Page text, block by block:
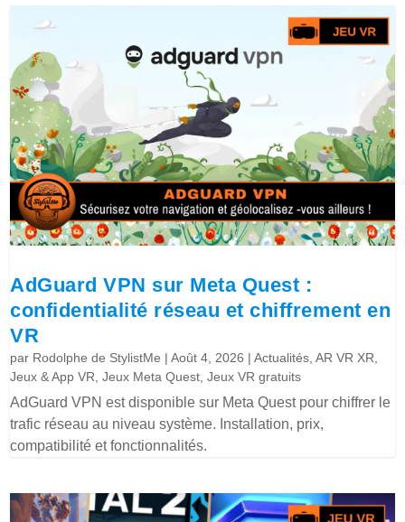
AdGuard VPN sur Meta Quest :
confidentialité réseau et chiffrement en
VR
par Rodolphe de StylistMe |Août 4, 2026 |Actualités ,AR VR XR
Jeux & App VR ,Jeux Meta Quest ,Jeux VR gratuits
AdGuard VPN est disponible sur Meta Quest pour chiffrer le
trafic réseau au niveau système. Installation, prix,
compatibilité et fonctionnalités.